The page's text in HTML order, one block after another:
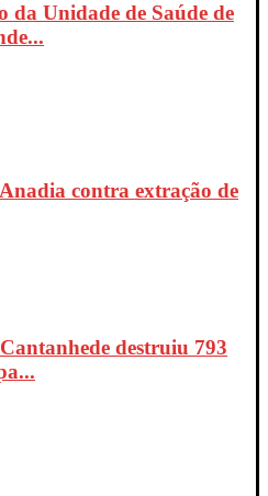
da Unidade de Saúde de
contra extração de
destruiu 793